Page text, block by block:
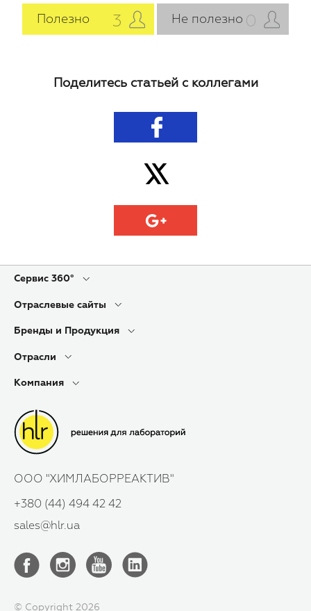
Полезно 3 Не полезно 0
Поделитесь статьей с коллегами
Сервис 360°
Отраслевые сайты
Бренды и Продукция
Отрасли
Компания
ООО "ХИМЛАБОРРЕАКТИВ"
+380 (44) 494 42 42
sales@hlr.ua
© Copyright 2026